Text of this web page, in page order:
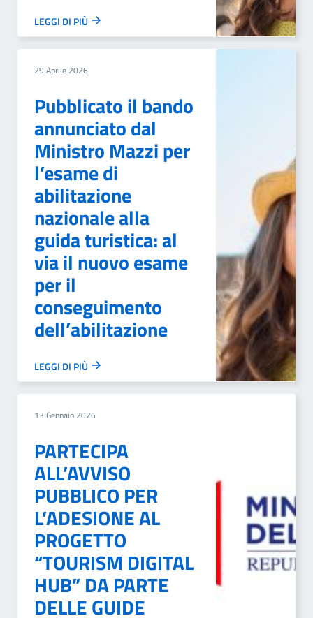
LEGGI DI PIÙ
29 Aprile 2026
Pubblicato il bando
annunciato dal
Ministro Mazzi per
l’esame di
abilitazione
nazionale alla
guida turistica: al
via il nuovo esame
per il
conseguimento
dell’abilitazione
LEGGI DI PIÙ
13 Gennaio 2026
PARTECIPA
ALL’AVVISO
PUBBLICO PER
L’ADESIONE AL
PROGETTO
“TOURISM DIGITAL
HUB” DA PARTE
DELLE GUIDE